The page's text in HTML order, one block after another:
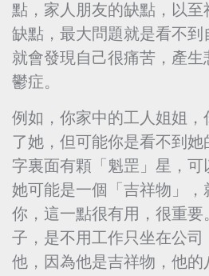
點，家人朋友的缺點，以至
缺點，最大問題就是看不到
就會發現自己很痛苦，產
鬱症。
例如，你家中的工人姐姐
了她，但可能你是看不到她
字裏面有顆「魁罡」星，可
她可能是一個「吉祥物」，
你，這一點很有用，很重要
子，是不用工作只坐在公司
他，因為他是吉祥物，他的